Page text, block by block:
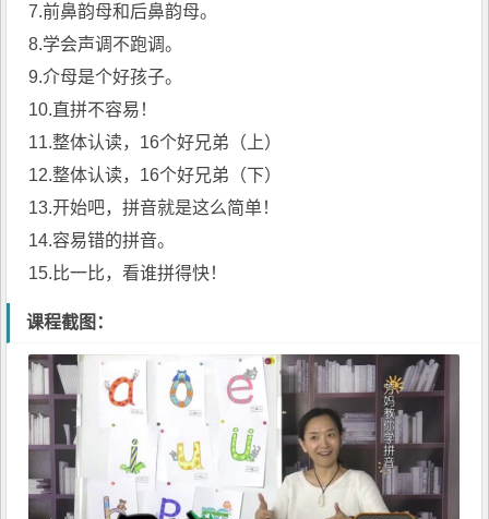
7.前鼻韵母和后鼻韵母。
8.学会声调不跑调。
9.介母是个好孩子。
10.直拼不容易！
11.整体认读，16个好兄弟（上）
12.整体认读，16个好兄弟（下）
13.开始吧，拼音就是这么简单！
14.容易错的拼音。
15.比一比，看谁拼得快！
课程截图：